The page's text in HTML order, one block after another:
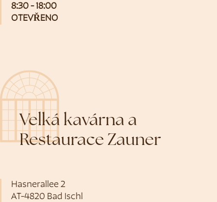
8:30 - 18:00
OTEVŘENO
Velká kavárna a
Restaurace Zauner
Hasnerallee 2
AT-4820 Bad Ischl